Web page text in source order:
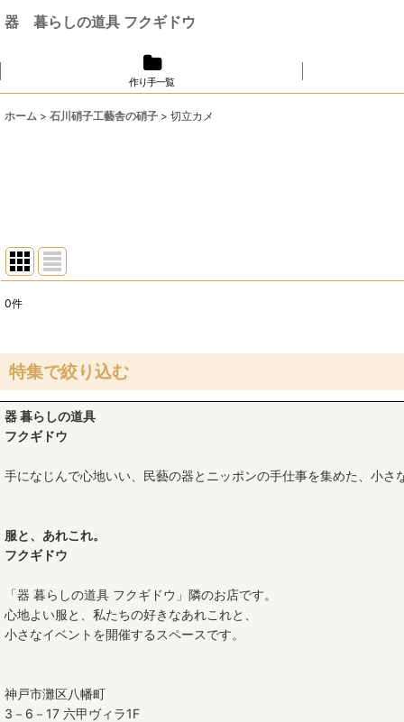
器 暮らしの道具 フクギドウ
作り手一覧
ホーム > 石川硝子工藝舎の硝子 > 切立カメ
並び順:
0件
特集で絞り込む
豆皿
五寸皿
七寸皿
九寸皿
器 暮らしの道具
フクギドウ
手になじんで心地いい、民藝の器とニッポンの手仕事を集めた、小さ
服と、あれこれ。
フクギドウ
「器 暮らしの道具 フクギドウ」隣のお店です。
心地よい服と、私たちの好きなあれこれと、
小さなイベントを開催するスペースです。
神戸市灘区八幡町
3－6－17 六甲ヴィラ1F